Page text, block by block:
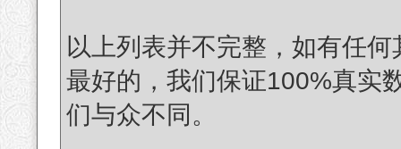
以上列表并不完整，如有任
最好的，我们保证100%真实
们与众不同。